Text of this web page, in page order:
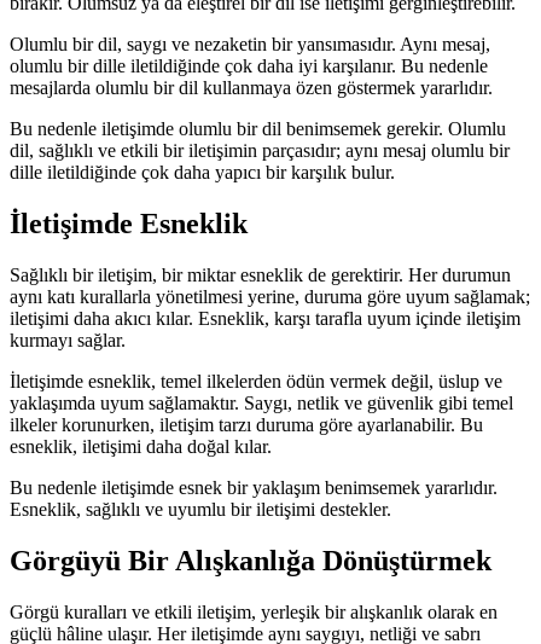
Olumlu bir dil, saygı ve nezaketin bir yansımasıdır. Aynı mesaj,
olumlu bir dille iletildiğinde çok daha iyi karşılanır. Bu nedenle
mesajlarda olumlu bir dil kullanmaya özen göstermek yararlıdır.
Bu nedenle iletişimde olumlu bir dil benimsemek gerekir. Olumlu
dil, sağlıklı ve etkili bir iletişimin parçasıdır; aynı mesaj olumlu bir
dille iletildiğinde çok daha yapıcı bir karşılık bulur.
İletişimde Esneklik
Sağlıklı bir iletişim, bir miktar esneklik de gerektirir. Her durumun
aynı katı kurallarla yönetilmesi yerine, duruma göre uyum sağlamak;
iletişimi daha akıcı kılar. Esneklik, karşı tarafla uyum içinde iletişim
kurmayı sağlar.
İletişimde esneklik, temel ilkelerden ödün vermek değil, üslup ve
yaklaşımda uyum sağlamaktır. Saygı, netlik ve güvenlik gibi temel
ilkeler korunurken, iletişim tarzı duruma göre ayarlanabilir. Bu
esneklik, iletişimi daha doğal kılar.
Bu nedenle iletişimde esnek bir yaklaşım benimsemek yararlıdır.
Esneklik, sağlıklı ve uyumlu bir iletişimi destekler.
Görgüyü Bir Alışkanlığa Dönüştürmek
Görgü kuralları ve etkili iletişim, yerleşik bir alışkanlık olarak en
güçlü hâline ulaşır. Her iletişimde aynı saygıyı, netliği ve sabrı